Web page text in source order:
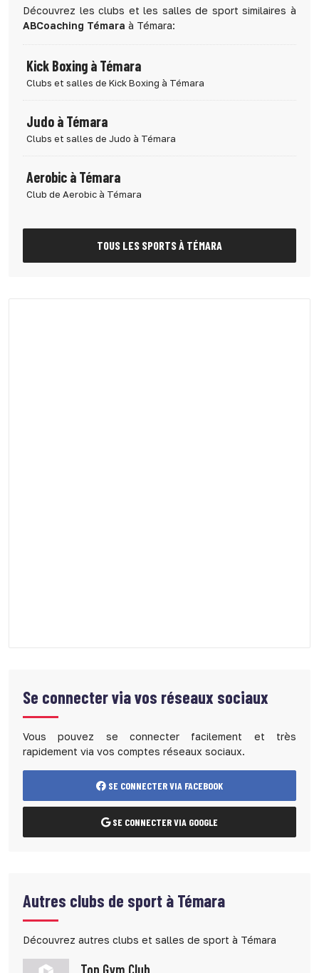
Découvrez les clubs et les salles de sport similaires à
ABCoaching Témara à Témara:
Kick Boxing à Témara
Clubs et salles de Kick Boxing à Témara
Judo à Témara
Clubs et salles de Judo à Témara
Aerobic à Témara
Club de Aerobic à Témara
TOUS LES SPORTS À TÉMARA
Se connecter via vos réseaux sociaux
Vous pouvez se connecter facilement et très
rapidement via vos comptes réseaux sociaux.
SE CONNECTER VIA FACEBOOK
SE CONNECTER VIA GOOGLE
Autres clubs de sport à Témara
Découvrez autres clubs et salles de sport à Témara